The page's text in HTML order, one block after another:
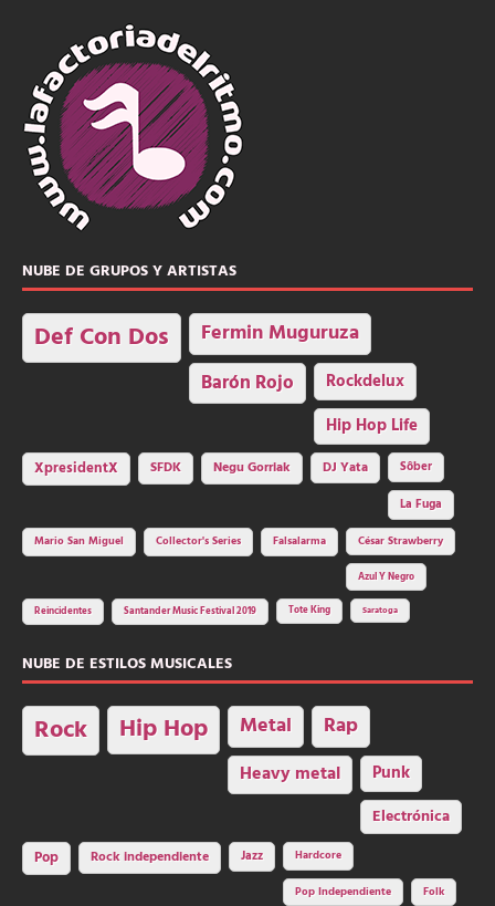
NUBE DE GRUPOS Y ARTISTAS
Def Con Dos Fermin Muguruza
Barón Rojo Rockdelux
Hip Hop Life
XpresidentX SFDK Negu Gorriak DJ Yata
Sôber
La Fuga
Mario San Miguel
Collector's Series Falsalarma César Strawberry
Azul Y Negro
Reincidentes Santander Music Festival 2019 Tote King Saratoga
NUBE DE ESTILOS MUSICALES
Rock Hip Hop Metal Rap
Heavy metal Punk
Electrónica
Pop Rock independiente Jazz Hardcore
Pop Independiente Folk